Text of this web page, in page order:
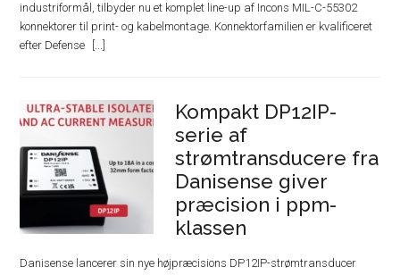
industriformål, tilbyder nu et komplet line-up af Incons MIL-C-55302
konnektorer til print- og kabelmontage. Konnektorfamilien er kvalificeret
efter Defense
Kompakt DP12IP-
serie af
strømtransducere fra
Danisense giver
præcision i ppm-
klassen
Danisense lancerer sin nye højpræcisions DP12IP-strømtransducer